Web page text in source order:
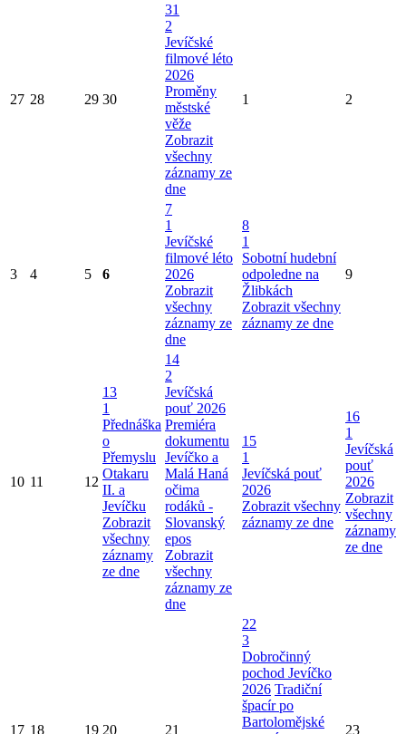
27 28 29 30
31
2
Jevíčské
filmové léto
2026
Proměny
městské
věže
Zobrazit
všechny
záznamy ze
dne
1 2
3 4 5 6
7
1
Jevíčské
filmové léto
2026
Zobrazit
všechny
záznamy ze
dne
8
1
Sobotní hudební
odpoledne na
Žlibkách
Zobrazit všechny
záznamy ze dne
9
10 11 12
13
1
Přednáška
o
Přemyslu
Otakaru
II. a
Jevíčku
Zobrazit
všechny
záznamy
ze dne
14
2
Jevíčská
pouť 2026
Premiéra
dokumentu
Jevíčko a
Malá Haná
očima
rodáků -
Slovanský
epos
Zobrazit
všechny
záznamy ze
dne
15
1
Jevíčská pouť
2026
Zobrazit všechny
záznamy ze dne
16
1
Jevíčská
pouť
2026
Zobrazit
všechny
záznamy
ze dne
17 18 19 20 21
22
3
Dobročinný
pochod Jevíčko
2026 Tradiční
špacír po
Bartolomějské
23